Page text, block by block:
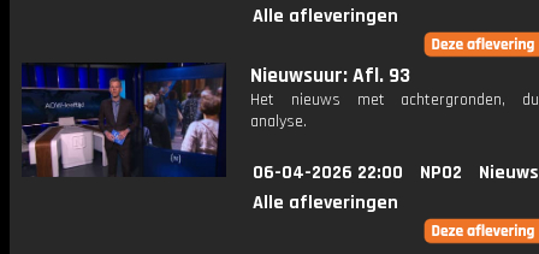
Alle afleveringen
Nieuwsuur: Afl. 93
Het nieuws met achtergronden,
analyse.
06-04-2026 22:00 NPO2
Alle afleveringen